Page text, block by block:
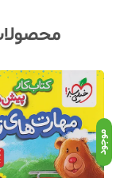
موجود